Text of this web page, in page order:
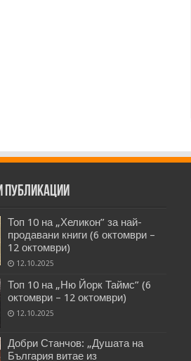
публикации
Топ 10 на „Хеликон” за най-
продавани книги (6 октомври –
12 октомври)
12.10.2025
Топ 10 на „Ню Йорк Таймс” (6
октомври – 12 октомври)
12.10.2025
Добри Станчов: „Душата на
България витае из